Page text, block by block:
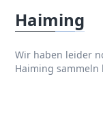
Haiming
Wir haben leider
Haiming sammeln